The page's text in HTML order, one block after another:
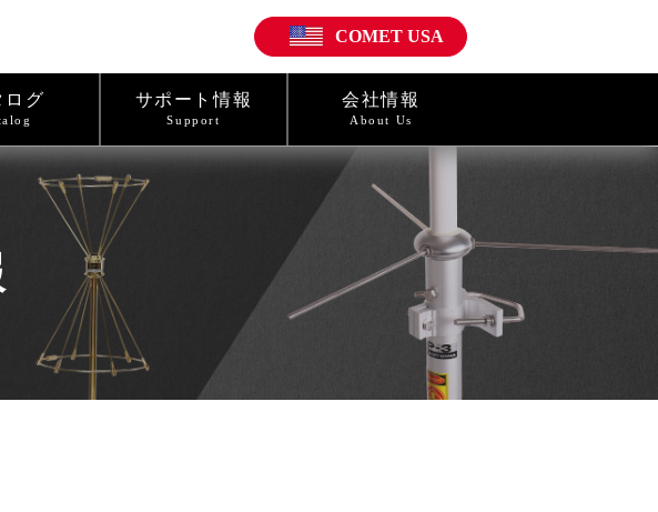
COMET USA
ログ サポート情報
Support
会社情報
About Us